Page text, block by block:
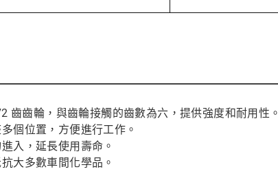
齒齒輪，與齒輪接觸的齒數為六，提供強度和耐用性。
個位置，方便進行工作。
入，延長使用壽命。
大多數車間化學品。